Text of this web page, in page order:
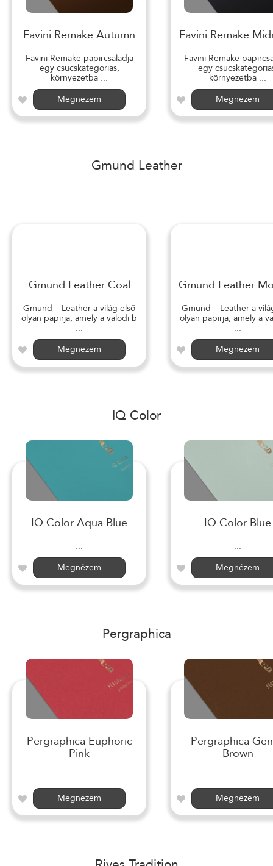
Favini Remake Autumn
Favini Remake papírcsaládja
egy csúcskategóriás,
környezetba ...
Megnézem
Favini Remake
Favini Remake
egy
környezetba ...
Megnézem
Gmund Leather
Gmund Leather Coal
Gmund – Leather a világ első
olyan papírja, amely a valódi b
...
Megnézem
Gmund Leather
Gmund – Leather a
olyan papírja, amely a
...
Megnézem
IQ Color
IQ Color Aqua Blue
...
Megnézem
IQ Color Blue
...
Megnézem
Pergraphica
Pergraphica Euphoric
Pink
...
Megnézem
Pergraphica
Brown
...
Megnézem